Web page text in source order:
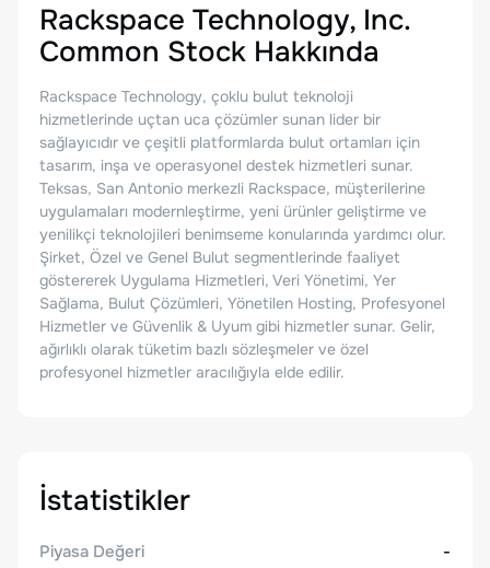
Rackspace Technology, Inc.
Common Stock Hakkında
Rackspace Technology, çoklu bulut teknoloji
hizmetlerinde uçtan uca çözümler sunan lider bir
sağlayıcıdır ve çeşitli platformlarda bulut ortamları için
tasarım, inşa ve operasyonel destek hizmetleri sunar.
Teksas, San Antonio merkezli Rackspace, müşterilerine
uygulamaları modernleştirme, yeni ürünler geliştirme ve
yenilikçi teknolojileri benimseme konularında yardımcı olur.
Şirket, Özel ve Genel Bulut segmentlerinde faaliyet
göstererek Uygulama Hizmetleri, Veri Yönetimi, Yer
Sağlama, Bulut Çözümleri, Yönetilen Hosting, Profesyonel
Hizmetler ve Güvenlik & Uyum gibi hizmetler sunar. Gelir,
ağırlıklı olarak tüketim bazlı sözleşmeler ve özel
profesyonel hizmetler aracılığıyla elde edilir.
İstatistikler
Piyasa Değeri
-